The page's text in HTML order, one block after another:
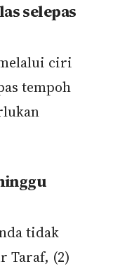
selepas
ciri
tempoh
tidak
Taraf, (2)